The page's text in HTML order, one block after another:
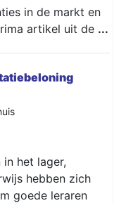
in de markt en
artikel uit de ...
het lager,
hebben zich
goede leraren